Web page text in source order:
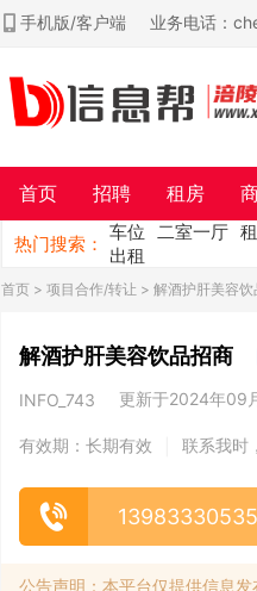
手机版/客户端 业务电话：
首页 招聘 租房
热门搜索：
车位 二室一厅
出租
首页 > 项目合作/转让 > 解酒护肝美容饮
解酒护肝美容饮品招商
INFO_743 更新于2024年09
有效期：长期有效 联系我时
13983330535
公告声明：本平台仅提供信息